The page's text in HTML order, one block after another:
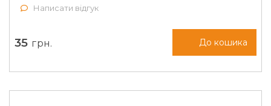
Написати відгук
35 грн. До кошика